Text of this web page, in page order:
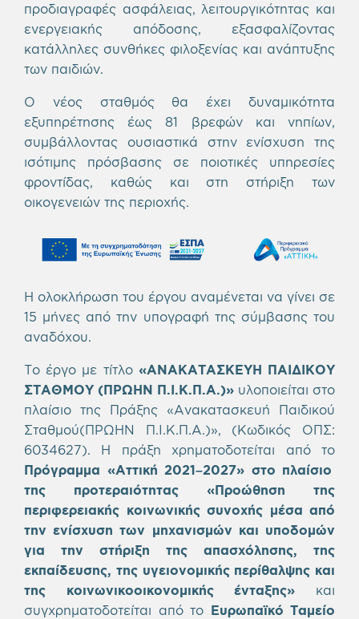
προδιαγραφές ασφάλειας, λειτουργικότητας και
ενεργειακής απόδοσης, εξασφαλίζοντας
κατάλληλες συνθήκες φιλοξενίας και ανάπτυξης
των παιδιών.
Ο νέος σταθμός θα έχει δυναμικότητα
εξυπηρέτησης έως 81 βρεφών και νηπίων,
συμβάλλοντας ουσιαστικά στην ενίσχυση της
ισότιμης πρόσβασης σε ποιοτικές υπηρεσίες
φροντίδας, καθώς και στη στήριξη των
οικογενειών της περιοχής.
Η ολοκλήρωση του έργου αναμένεται να γίνει σε
15 μήνες από την υπογραφή της σύμβασης του
αναδόχου.
Το έργο με τίτλο «ΑΝΑΚΑΤΑΣΚΕΥΗ ΠΑΙΔΙΚΟΥ
ΣΤΑΘΜΟΥ (ΠΡΩΗΝ Π.Ι.Κ.Π.Α.)» υλοποιείται στο
πλαίσιο της Πράξης «Ανακατασκευή Παιδικού
Σταθμού(ΠΡΩΗΝ Π.Ι.Κ.Π.Α.)», (Κωδικός ΟΠΣ:
6034627). Η πράξη χρηματοδοτείται από το
Πρόγραμμα «Αττική 2021–2027» στο πλαίσιο
της προτεραιότητας «Προώθηση της
περιφερειακής κοινωνικής συνοχής μέσα από
την ενίσχυση των μηχανισμών και υποδομών
για την στήριξη της απασχόλησης, της
εκπαίδευσης, της υγειονομικής περίθαλψης και
της κοινωνικοοικονομικής ένταξης» και
συγχρηματοδοτείται από το Ευρωπαϊκό Ταμείο